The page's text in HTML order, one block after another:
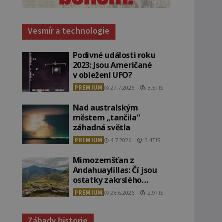
Vesmír a technologie
Podivné události roku
2023: Jsou Američané
v obležení UFO?
PREMIUM 27.7.2026 3.5TIS
Nad australským
městem „tančila“
záhadná světla
PREMIUM 4.7.2026 3.4TIS
Mimozemšťan z
Andahuaylillas: Čí jsou
ostatky zakrslého
stvoření s ohromnou
lebkou?
PREMIUM 26.6.2026 2.9TIS